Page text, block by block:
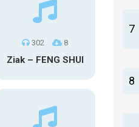
302 8
Ziak – FENG SHUI
7
8